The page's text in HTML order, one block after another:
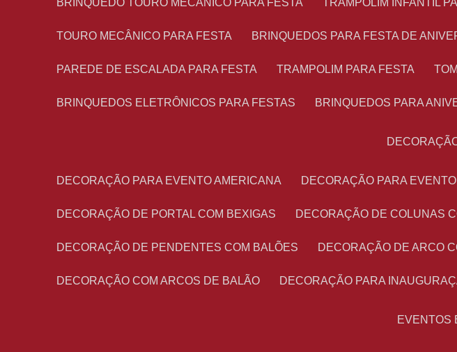
BRINQUEDO TOURO MECÂNICO PARA FESTA TRAMPOLIM INFANTIL
TOURO MECÂNICO PARA FESTA BRINQUEDOS PARA FESTA DE
PAREDE DE ESCALADA PARA FESTA TRAMPOLIM PARA FESTA
BRINQUEDOS ELETRÔNICOS PARA FESTAS BRINQUEDOS PARA
DECORAÇÃO PARA EVENTO AMERICANA DECORAÇÃO PARA
DECORAÇÃO DE PORTAL COM BEXIGAS DECORAÇÃO DE COLUNAS
DECORAÇÃO DE PENDENTES COM BALÕES DECORAÇÃO DE ARCO
DECORAÇÃO COM ARCOS DE BALÃO DECORAÇÃO PARA